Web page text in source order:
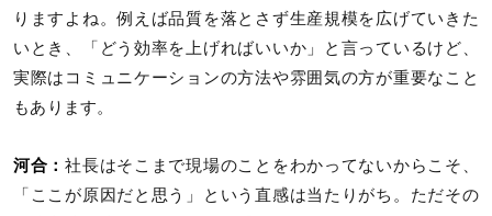
りますよね。例えば品質を落とさず生産規模を広げていきた
いとき、「どう効率を上げればいいか」と言っているけど、
実際はコミュニケーションの方法や雰囲気の方が重要なこと
もあります。
河合：社長はそこまで現場のことをわかってないからこそ、
「ここが原因だと思う」という直感は当たりがち。ただその